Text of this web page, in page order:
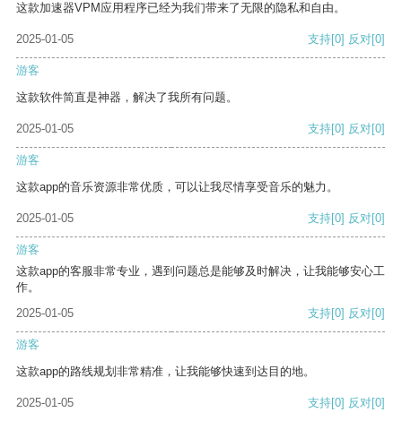
这款加速器VPM应用程序已经为我们带来了无限的隐私和自由。
2025-01-05 支持[0] 反对[0]
游客
这款软件简直是神器，解决了我所有问题。
2025-01-05 支持[0] 反对[0]
游客
这款app的音乐资源非常优质，可以让我尽情享受音乐的魅力。
2025-01-05 支持[0] 反对[0]
游客
这款app的客服非常专业，遇到问题总是能够及时解决，让我能够安心工
作。
2025-01-05
支持[0] 反对[0]
游客
这款app的路线规划非常精准，让我能够快速到达目的地。
2025-01-05 支持[0] 反对[0]